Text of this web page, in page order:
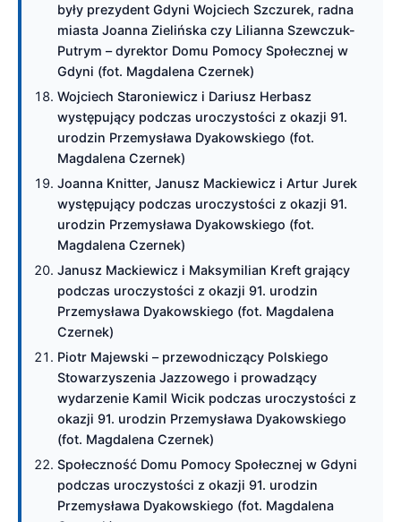
były prezydent Gdyni Wojciech Szczurek, radna
miasta Joanna Zielińska czy Lilianna Szewczuk-
Putrym – dyrektor Domu Pomocy Społecznej w
Gdyni (fot. Magdalena Czernek)
Wojciech Staroniewicz i Dariusz Herbasz
występujący podczas uroczystości z okazji 91.
urodzin Przemysława Dyakowskiego (fot.
Magdalena Czernek)
Joanna Knitter, Janusz Mackiewicz i Artur Jurek
występujący podczas uroczystości z okazji 91.
urodzin Przemysława Dyakowskiego (fot.
Magdalena Czernek)
Janusz Mackiewicz i Maksymilian Kreft grający
podczas uroczystości z okazji 91. urodzin
Przemysława Dyakowskiego (fot. Magdalena
Czernek)
Piotr Majewski – przewodniczący Polskiego
Stowarzyszenia Jazzowego i prowadzący
wydarzenie Kamil Wicik podczas uroczystości z
okazji 91. urodzin Przemysława Dyakowskiego
(fot. Magdalena Czernek)
Społeczność Domu Pomocy Społecznej w Gdyni
podczas uroczystości z okazji 91. urodzin
Przemysława Dyakowskiego (fot. Magdalena